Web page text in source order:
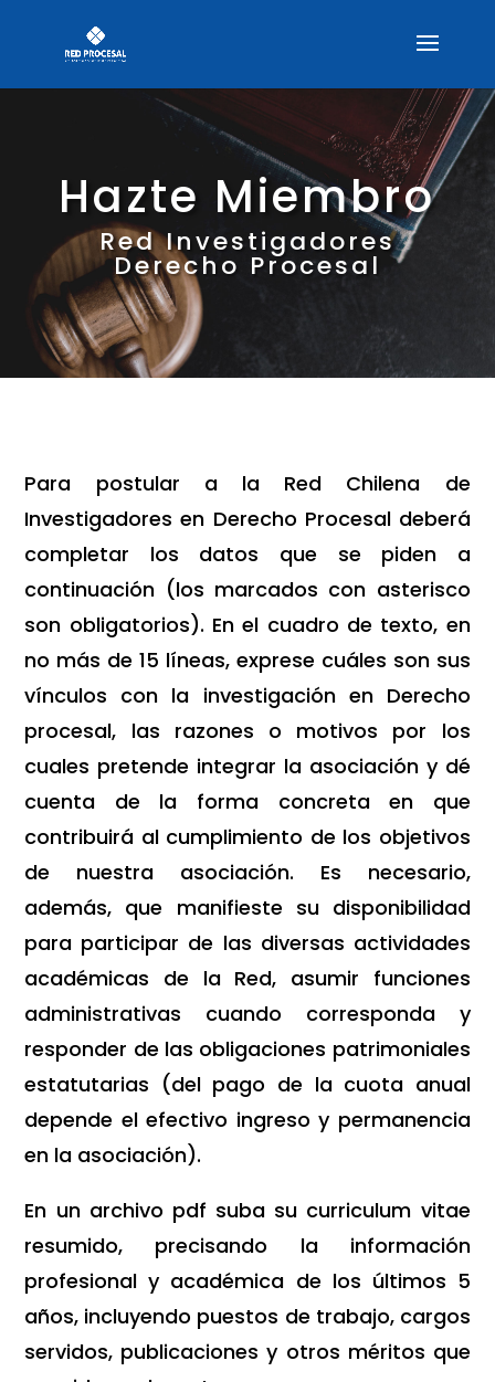
Hazte Miembro
Red Investigadores
Derecho Procesal
Para postular a la Red Chilena de
Investigadores en Derecho Procesal deberá
completar los datos que se piden a
continuación (los marcados con asterisco
son obligatorios). En el cuadro de texto, en
no más de 15 líneas, exprese cuáles son sus
vínculos con la investigación en Derecho
procesal, las razones o motivos por los
cuales pretende integrar la asociación y dé
cuenta de la forma concreta en que
contribuirá al cumplimiento de los objetivos
de nuestra asociación. Es necesario,
además, que manifieste su disponibilidad
para participar de las diversas actividades
académicas de la Red, asumir funciones
administrativas cuando corresponda y
responder de las obligaciones patrimoniales
estatutarias (del pago de la cuota anual
depende el efectivo ingreso y permanencia
en la asociación).
En un archivo pdf suba su curriculum vitae
resumido, precisando la información
profesional y académica de los últimos 5
años, incluyendo puestos de trabajo, cargos
servidos, publicaciones y otros méritos que